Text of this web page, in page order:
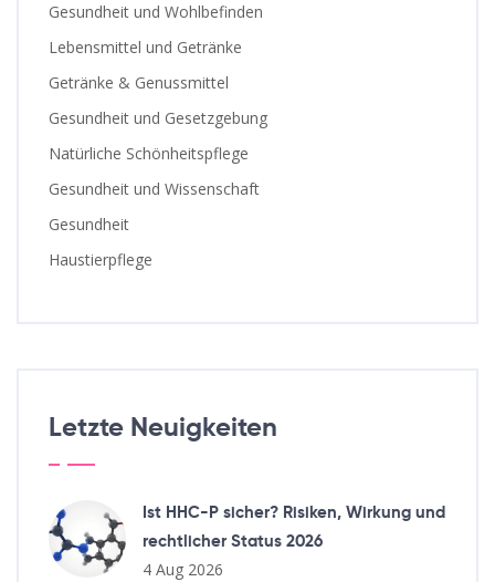
Gesundheit und Wohlbefinden
Lebensmittel und Getränke
Getränke & Genussmittel
Gesundheit und Gesetzgebung
Natürliche Schönheitspflege
Gesundheit und Wissenschaft
Gesundheit
Haustierpflege
Letzte Neuigkeiten
Ist HHC-P sicher? Risiken, Wirkung und
rechtlicher Status 2026
4 Aug 2026